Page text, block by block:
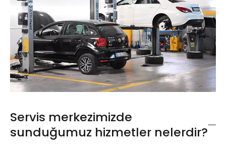
Servis merkezimizde
sunduğumuz hizmetler nelerdir?